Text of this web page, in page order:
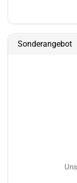
Sonderangebot